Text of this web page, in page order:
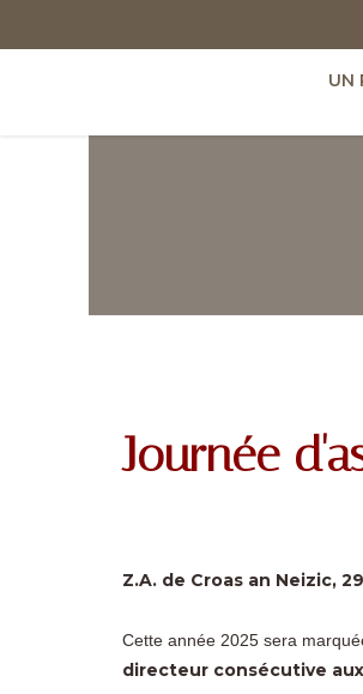
UN
Journée
Z.A. de Croas an Neizic,
Cette année 2025 sera
directeur consécutive